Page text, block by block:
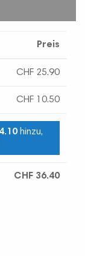
Preis
CHF 25.90
CHF 10.50
hinzu,
CHF 36.40